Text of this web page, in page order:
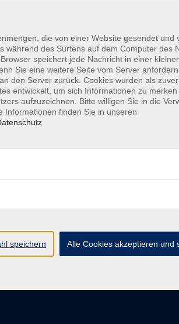
Barrierefreiheit Impressum AGB
don.de
die von einer Website gesendet und
während des Surfens auf dem Computer des
speichert jede Nachricht in einer
Sie eine weitere Seite vom Server
den Server zurück. Cookies wurden als
entwickelt, um sich Informationen zu
aufzuzeichnen. Bitte willigen Sie in die
Informationen finden Sie in unseren
speichern Alle Cookies akzeptieren und